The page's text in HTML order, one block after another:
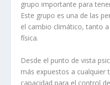
grupo importante para
Este grupo es una de las
el cambio climático, tanto
física.
Desde el punto de vista
más expuestos a cualquier
capacidad para el control